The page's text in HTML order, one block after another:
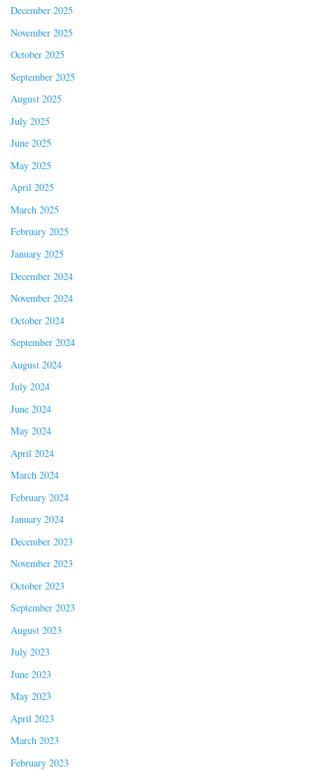
December 2025
November 2025
October 2025
September 2025
August 2025
July 2025
June 2025
May 2025
April 2025
March 2025
February 2025
January 2025
December 2024
November 2024
October 2024
September 2024
August 2024
July 2024
June 2024
May 2024
April 2024
March 2024
February 2024
January 2024
December 2023
November 2023
October 2023
September 2023
August 2023
July 2023
June 2023
May 2023
April 2023
March 2023
February 2023